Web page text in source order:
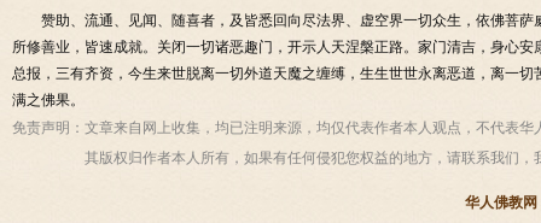
赞助、流通、见闻、随喜者，及皆悉回向尽法界、虚空界一切众生，依佛菩
所修善业，皆速成就。关闭一切诸恶趣门，开示人天涅槃正路。家门清吉，身心
总报，三有齐资，今生来世脱离一切外道天魔之缠缚，生生世世永离恶道，离一
满之佛果。
免责声明： 文章来自网上收集，均已注明来源，均仅代表作者本人观点，不代表
其版权归作者本人所有，如果有任何侵犯您权益的地方，请联系我们，
华人佛教网